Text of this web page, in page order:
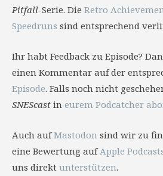
Pitfall-Serie. Die Retro
Speedruns sind entsprechend
Ihr habt Feedback zu Episode?
einen Kommentar auf der
Episode. Falls noch nicht
SNEScast in eurem Podcatcher
Auch aufMastodon sind wir zu
eine Bewertung aufApple
uns direkt unterstützen.